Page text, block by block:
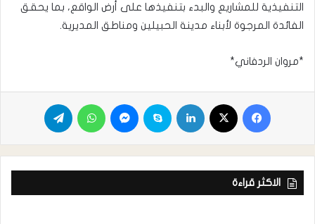
التنفيذية للمشاريع والبدء بتنفيذها على أرض الواقع، بما يحقق
الفائدة المرجوة لأبناء مدينة الحبيلين ومناطق المديرية.
*مروان الردفاني*
الاكثر قراءة